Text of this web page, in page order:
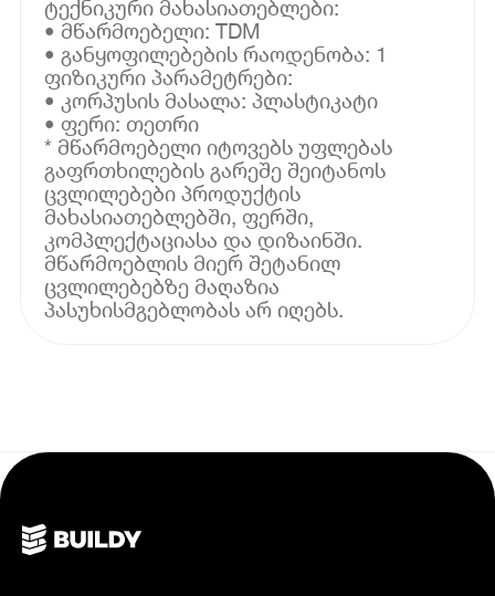
ტექნიკური მახასიათებლები:
• მწარმოებელი: TDM
• განყოფილებების რაოდენობა: 1
ფიზიკური პარამეტრები:
• კორპუსის მასალა: პლასტიკატი
• ფერი: თეთრი
* მწარმოებელი იტოვებს უფლებას
გაფრთხილების გარეშე შეიტანოს
ცვლილებები პროდუქტის
მახასიათებლებში, ფერში,
კომპლექტაციასა და დიზაინში.
მწარმოებლის მიერ შეტანილ
ცვლილებებზე მაღაზია
პასუხისმგებლობას არ იღებს.